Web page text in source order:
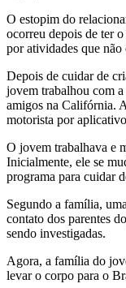
O estopim do
ocorreu depois de ter
por atividades que não
Depois de cuidar de
jovem trabalhou com
amigos na Califórnia.
motorista por
O jovem trabalhava e
Inicialmente, ele se
programa para cuidar
Segundo a família,
contato dos parentes
sendo investigadas.
Agora, a família do
levar o corpo para o